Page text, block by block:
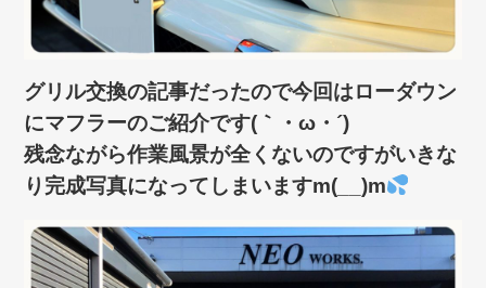
グリル交換の記事だったので今回はローダウン
にマフラーのご紹介です(｀・ω・´)ゞ
残念ながら作業風景が全くないのですがいきな
り完成写真になってしまいますm(__)m